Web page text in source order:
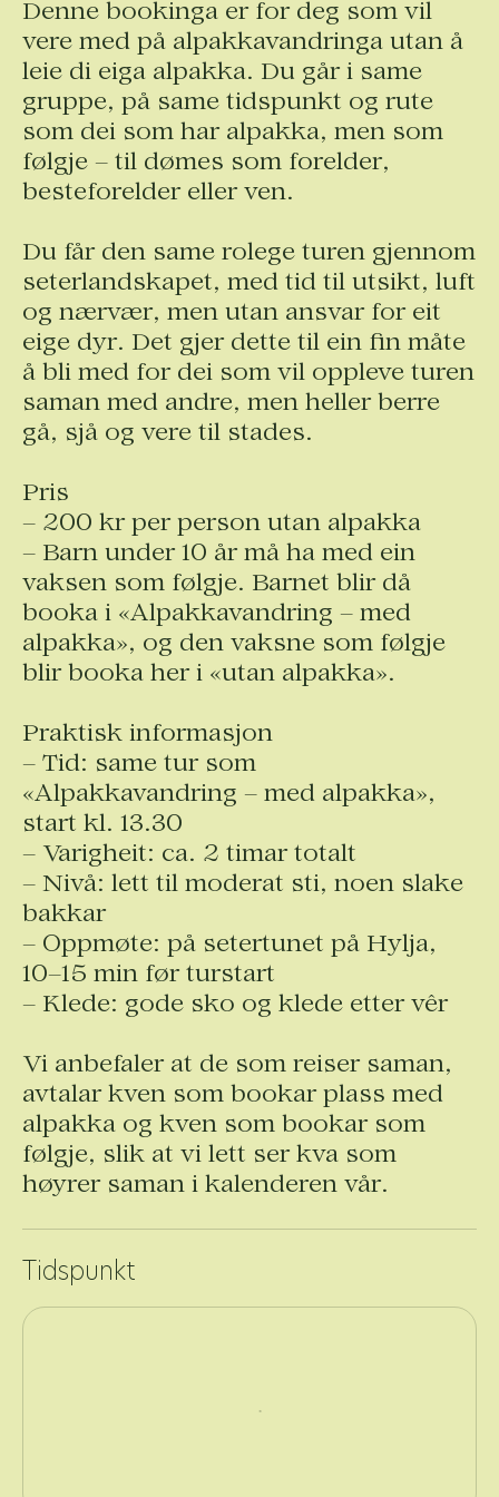
Denne bookinga er for deg som vil
vere med på alpakkavandringa utan å
leie di eiga alpakka. Du går i same
gruppe, på same tidspunkt og rute
som dei som har alpakka, men som
følgje – til dømes som forelder,
besteforelder eller ven.
Du får den same rolege turen gjennom
seterlandskapet, med tid til utsikt, luft
og nærvær, men utan ansvar for eit
eige dyr. Det gjer dette til ein fin måte
å bli med for dei som vil oppleve turen
saman med andre, men heller berre
gå, sjå og vere til stades.
Pris
– 200 kr per person utan alpakka
– Barn under 10 år må ha med ein
vaksen som følgje. Barnet blir då
booka i «Alpakkavandring – med
alpakka», og den vaksne som følgje
blir booka her i «utan alpakka».
Praktisk informasjon
– Tid: same tur som
«Alpakkavandring – med alpakka»,
start kl. 13.30
– Varigheit: ca. 2 timar totalt
– Nivå: lett til moderat sti, noen slake
bakkar
– Oppmøte: på setertunet på Hylja,
10–15 min før turstart
– Klede: gode sko og klede etter vêr
Vi anbefaler at de som reiser saman,
avtalar kven som bookar plass med
alpakka og kven som bookar som
følgje, slik at vi lett ser kva som
høyrer saman i kalenderen vår.
Tidspunkt